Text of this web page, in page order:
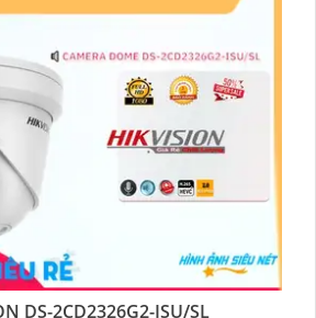
DS-2CD2326G2-ISU/SL